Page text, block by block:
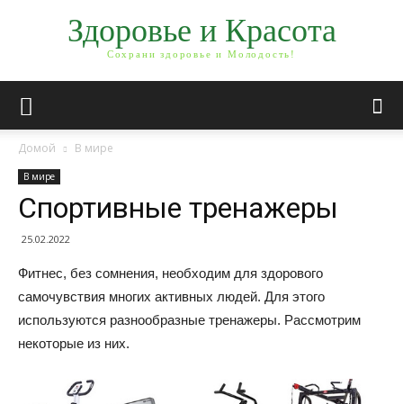
Здоровье и Красота
Сохрани здоровье и Молодость!
Домой В мире
В мире
Спортивные тренажеры
25.02.2022
Фитнес, без сомнения, необходим для здорового
самочувствия многих активных людей. Для этого
используются разнообразные тренажеры. Рассмотрим
некоторые из них.